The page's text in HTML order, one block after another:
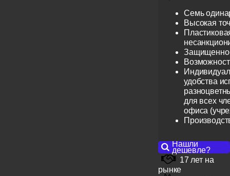
Семь
Высокая
удобства
для всех
офиса
Нашли
дешевле?
17 лет на
рынке